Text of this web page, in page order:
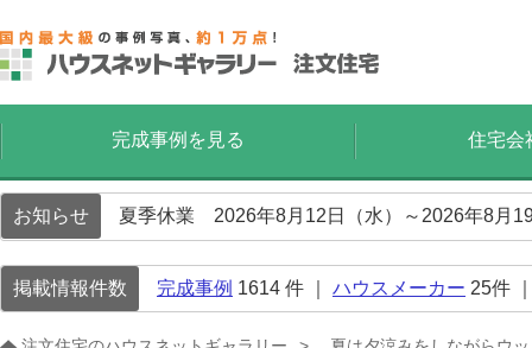
完成事例を見る 住宅会
お知らせ 夏季休業 2026年8月12日（水）～2026年8月
掲載情報件数 完成事例 1614 件 ｜ ハウスメーカー 25件